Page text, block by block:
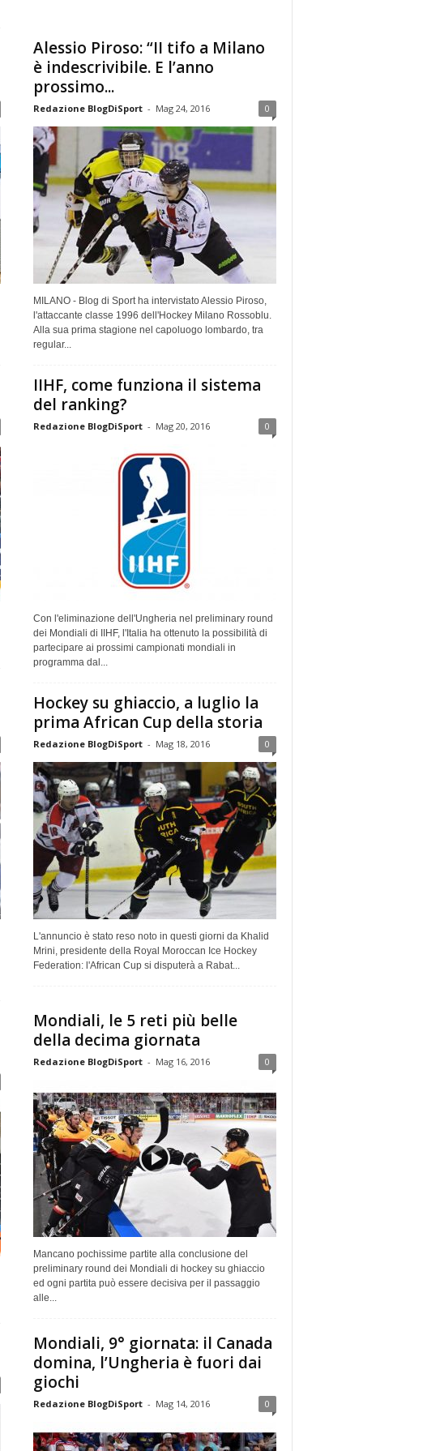
Alessio Piroso: “II tifo a Milano
è indescrivibile. E l’anno
prossimo...
Redazione BlogDiSport - Mag 24, 2016 0
MILANO - Blog di Sport ha intervistato Alessio Piroso,
l'attaccante classe 1996 dell'Hockey Milano Rossoblu.
Alla sua prima stagione nel capoluogo lombardo, tra
regular...
IIHF, come funziona il sistema
del ranking?
Redazione BlogDiSport - Mag 20, 2016 0
Con l'eliminazione dell'Ungheria nel preliminary round
dei Mondiali di IIHF, l'Italia ha ottenuto la possibilità di
partecipare ai prossimi campionati mondiali in
programma dal...
Hockey su ghiaccio, a luglio la
prima African Cup della storia
Redazione BlogDiSport - Mag 18, 2016 0
L'annuncio è stato reso noto in questi giorni da Khalid
Mrini, presidente della Royal Moroccan Ice Hockey
Federation: l'African Cup si disputerà a Rabat...
Mondiali, le 5 reti più belle
della decima giornata
Redazione BlogDiSport - Mag 16, 2016 0
Mancano pochissime partite alla conclusione del
preliminary round dei Mondiali di hockey su ghiaccio
ed ogni partita può essere decisiva per il passaggio
alle...
Mondiali, 9° giornata: il Canada
domina, l’Ungheria è fuori dai
giochi
Redazione BlogDiSport - Mag 14, 2016 0